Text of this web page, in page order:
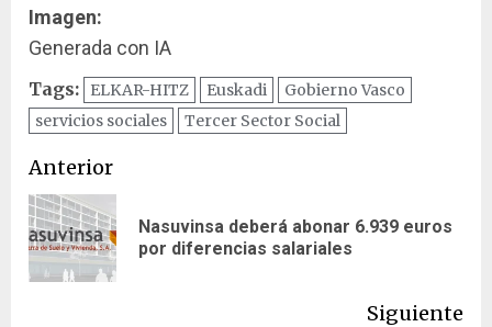
Imagen:
Generada con IA
Tags: ELKAR-HITZ Euskadi
Gobierno Vasco
servicios sociales
Tercer Sector Social
Navegación
de
entradas
Anterior
Nasuvinsa deberá abonar 6.939 euros
por diferencias salariales
Siguiente